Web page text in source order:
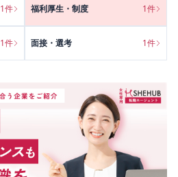
1件 福利厚生・制度 1件
1件 面接・選考 1件